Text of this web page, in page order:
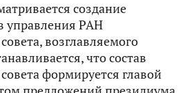
создание
управления РАН
возглавляемого
что состав
формируется главой